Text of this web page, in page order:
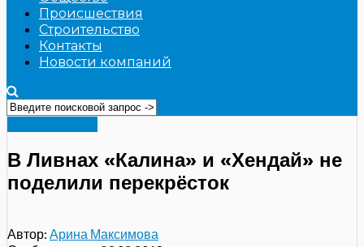
Происшествия
Строительство
Контакты
Новости компаний
В Ливнах «Калина» и «Хендай» не
поделили перекрёсток
Автор: Арина Максимова